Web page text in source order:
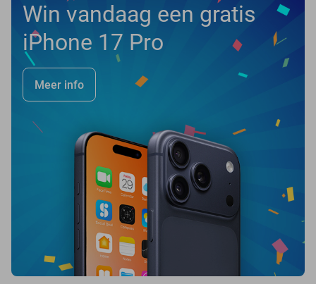
Win vandaag een gratis
iPhone 17 Pro
Meer info